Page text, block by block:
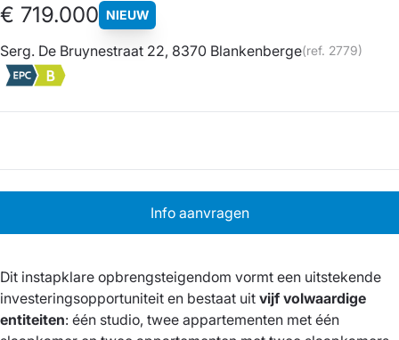
€ 719.000 NIEUW
Serg. De Bruynestraat 22, 8370 Blankenberge(ref. 2779)
Info aanvragen
Dit instapklare opbrengsteigendom vormt een uitstekende
investeringsopportuniteit en bestaat uit vijf volwaardige
entiteiten: één studio, twee appartementen met één